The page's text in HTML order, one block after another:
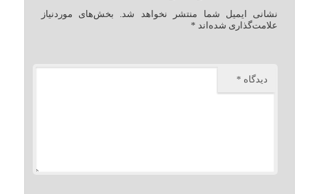
نشانی ایمیل شما منتشر نخواهد شد.
بخش‌های موردنیاز
علامت‌گذاری شده‌اند *
دیدگاه *